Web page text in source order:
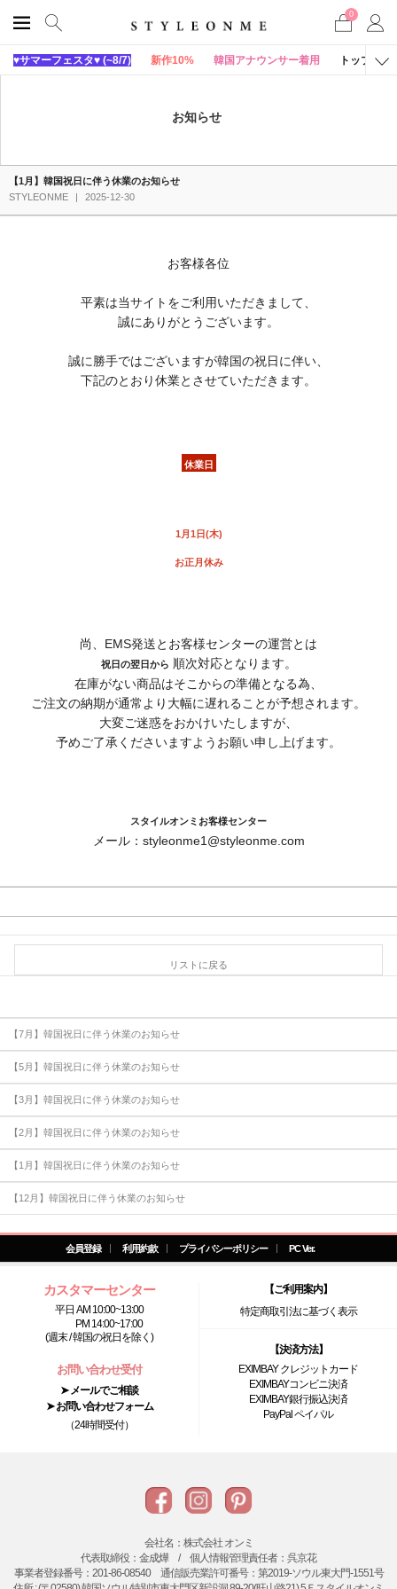
0
♥サマーフェスタ♥ (~8/7) 新作10% 韓国アナウンサー着用 トップス
お知らせ
【1月】韓国祝日に伴う休業のお知らせ
STYLEONME
| 2025-12-30
お客様各位
平素は当サイトをご利用いただきまして、
誠にありがとうございます。
誠に勝手ではございますが韓国の祝日に伴い、
下記のとおり休業とさせていただきます。
休業日
1月1日(木)
お正月休み
尚、EMS発送とお客様センターの運営とは
祝日の翌日から 順次対応となります。
在庫がない商品はそこからの準備となる為、
ご注文の納期が通常より大幅に遅れることが予想されます。
大変ご迷惑をおかけいたしますが、
予めご了承くださいますようお願い申し上げます。
スタイルオンミお客様センター
メール：styleonme1@styleonme.com
リストに戻る
【7月】韓国祝日に伴う休業のお知らせ
【5月】韓国祝日に伴う休業のお知らせ
【3月】韓国祝日に伴う休業のお知らせ
【2月】韓国祝日に伴う休業のお知らせ
【1月】韓国祝日に伴う休業のお知らせ
【12月】韓国祝日に伴う休業のお知らせ
会員登録 利用約款 プライバシーポリシー PC Ver.
カスタマーセンター
平日 AM 10:00~13:00
PM 14:00~17:00
(週末 / 韓国の祝日を除く)
お問い合わせ受付
➤ メールでご相談
➤ お問い合わせフォーム
（24時間受付）
【ご利用案内】
特定商取引法に基づく表示
【決済方法】
EXIMBAY クレジットカード
EXIMBAYコンビニ決済
EXIMBAY銀行振込決済
PayPal ペイパル
会社名：株式会社 オンミ
代表取締役：金成燁 / 個人情報管理責任者：呉京花
事業者登録番号：201-86-08540 通信販売業許可番号：第2019-ソウル東大門-1551号